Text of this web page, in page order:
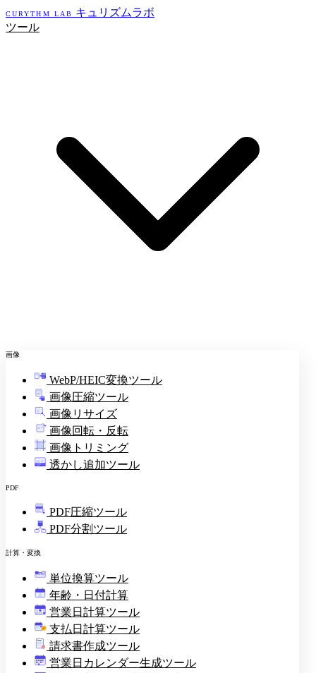
CURYTHM LAB
キュリズムラボ
ツール
画像
WebP/HEIC変換ツール
画像圧縮ツール
画像リサイズ
画像回転・反転
画像トリミング
透かし追加ツール
PDF
PDF圧縮ツール
PDF分割ツール
計算・変換
単位換算ツール
年齢・日付計算
営業日計算ツール
¥ 支払日計算ツール
印
請求書作成ツール
営業日カレンダー生成ツール